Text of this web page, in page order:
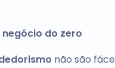
do zero
não são